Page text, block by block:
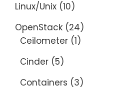
Linux/Unix (10)
OpenStack (24)
Ceilometer (1)
Cinder (5)
Containers (3)